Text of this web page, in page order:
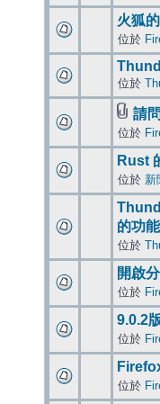
火狐
位於
位於
請
位於
Rust
位於 新
的功能
位於
開啟
位於
9.0.2
位於
位於